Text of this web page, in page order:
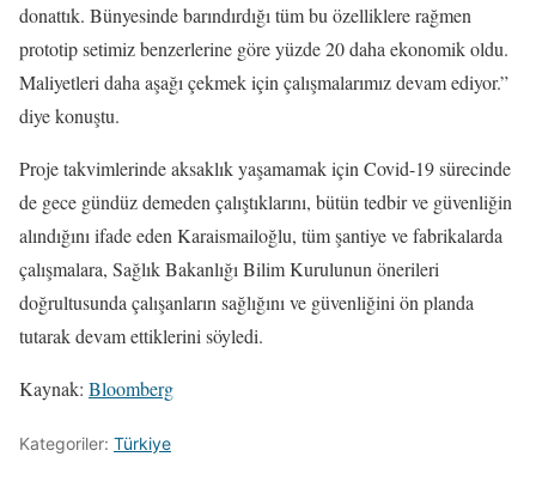
donattık. Bünyesinde barındırdığı tüm bu özelliklere rağmen
prototip setimiz benzerlerine göre yüzde 20 daha ekonomik oldu.
Maliyetleri daha aşağı çekmek için çalışmalarımız devam ediyor.”
diye konuştu.
Proje takvimlerinde aksaklık yaşamamak için Covid-19 sürecinde
de gece gündüz demeden çalıştıklarını, bütün tedbir ve güvenliğin
alındığını ifade eden Karaismailoğlu, tüm şantiye ve fabrikalarda
çalışmalara, Sağlık Bakanlığı Bilim Kurulunun önerileri
doğrultusunda çalışanların sağlığını ve güvenliğini ön planda
tutarak devam ettiklerini söyledi.
Kaynak: Bloomberg
Kategoriler: Türkiye